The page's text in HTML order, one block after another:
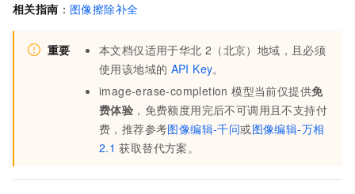
相关指南 ： 图像擦除补全
重要 本文档仅适用于华北 2（北京） 地域，且必须
使用该地域的 API Key。
image-erase-completion 模型当前仅提供免
费体验 ，免费额度用完后不可调用且不支持付
费，推荐参考图像编辑-千问或图像编辑-万相
2.1 获取替代方案。